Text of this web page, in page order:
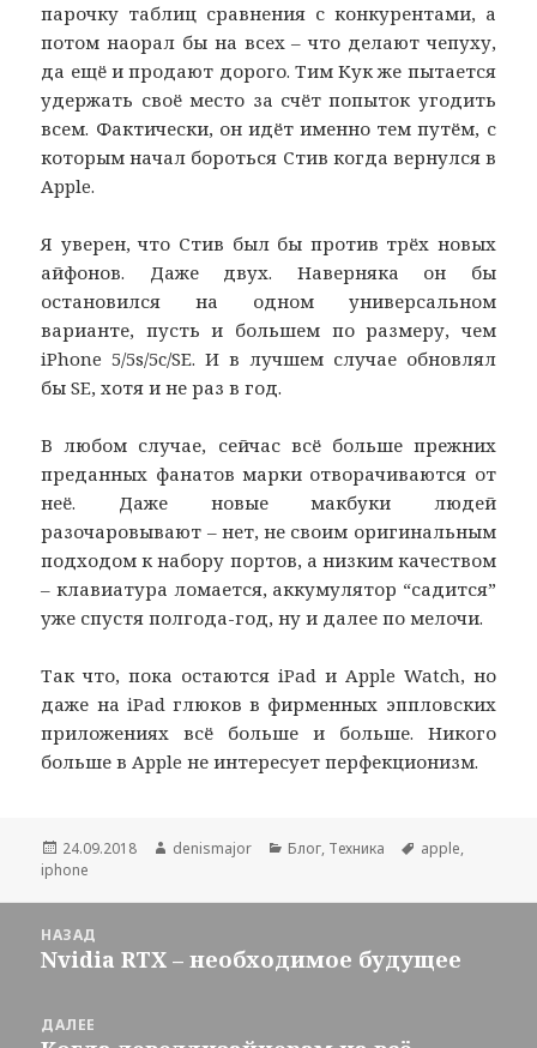
парочку таблиц сравнения с конкурентами, а
потом наорал бы на всех – что делают чепуху,
да ещё и продают дорого. Тим Кук же пытается
удержать своё место за счёт попыток угодить
всем. Фактически, он идёт именно тем путём, с
которым начал бороться Стив когда вернулся в
Apple.
Я уверен, что Стив был бы против трёх новых
айфонов. Даже двух. Наверняка он бы
остановился на одном универсальном
варианте, пусть и большем по размеру, чем
iPhone 5/5s/5c/SE. И в лучшем случае обновлял
бы SE, хотя и не раз в год.
В любом случае, сейчас всё больше прежних
преданных фанатов марки отворачиваются от
неё. Даже новые макбуки людей
разочаровывают – нет, не своим оригинальным
подходом к набору портов, а низким качеством
– клавиатура ломается, аккумулятор “садится”
уже спустя полгода-год, ну и далее по мелочи.
Так что, пока остаются iPad и Apple Watch, но
даже на iPad глюков в фирменных эппловских
приложениях всё больше и больше. Никого
больше в Apple не интересует перфекционизм.
Опубликовано
24.09.2018 Автор
denismajor Рубрики
Блог, Техника Метки
apple,
iphone
записям
НАЗАД
Предыдущая
Nvidia RTX – необходимое будущее
ДАЛЕЕ